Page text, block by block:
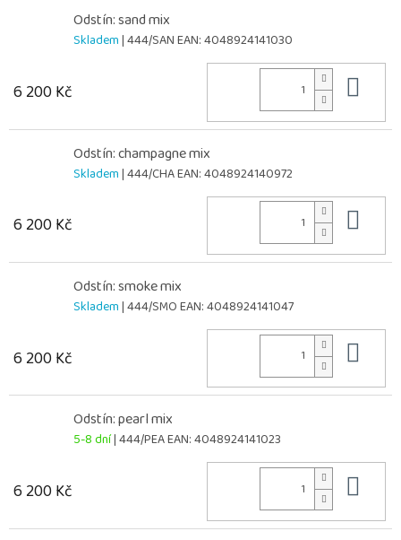
Odstín: sand mix
Skladem| 444/SANEAN:4048924141030
6 200 Kč
Odstín: champagne mix
Skladem| 444/CHAEAN:4048924140972
6 200 Kč
Odstín: smoke mix
Skladem| 444/SMOEAN:4048924141047
6 200 Kč
Odstín: pearl mix
5-8 dní| 444/PEAEAN:4048924141023
6 200 Kč